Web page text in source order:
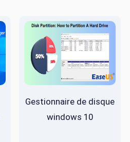
Gestionnaire de disque
windows 10